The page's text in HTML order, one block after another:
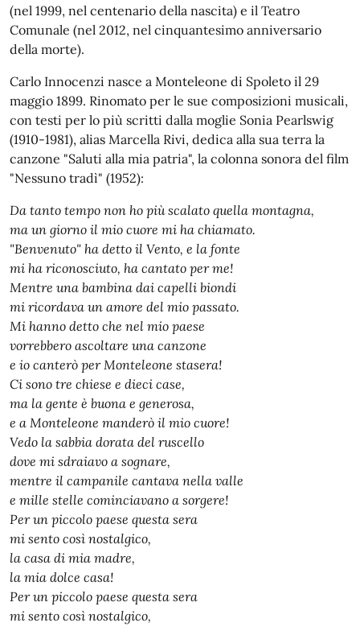
(nel 1999, nel centenario della nascita) e il Teatro
Comunale (nel 2012, nel cinquantesimo anniversario
della morte).
Carlo Innocenzi nasce a Monteleone di Spoleto il 29
maggio 1899. Rinomato per le sue composizioni musicali,
con testi per lo più scritti dalla moglie Sonia Pearlswig
(1910-1981), alias Marcella Rivi, dedica alla sua terra la
canzone "Saluti alla mia patria", la colonna sonora del film
"Nessuno tradì" (1952):
Da tanto tempo non ho più scalato quella montagna,
ma un giorno il mio cuore mi ha chiamato.
"Benvenuto" ha detto il Vento, e la fonte
mi ha riconosciuto, ha cantato per me!
Mentre una bambina dai capelli biondi
mi ricordava un amore del mio passato.
Mi hanno detto che nel mio paese
vorrebbero ascoltare una canzone
e io canterò per Monteleone stasera!
Ci sono tre chiese e dieci case,
ma la gente è buona e generosa,
e a Monteleone manderò il mio cuore!
Vedo la sabbia dorata del ruscello
dove mi sdraiavo a sognare,
mentre il campanile cantava nella valle
e mille stelle cominciavano a sorgere!
Per un piccolo paese questa sera
mi sento così nostalgico,
la casa di mia madre,
la mia dolce casa!
Per un piccolo paese questa sera
mi sento così nostalgico,